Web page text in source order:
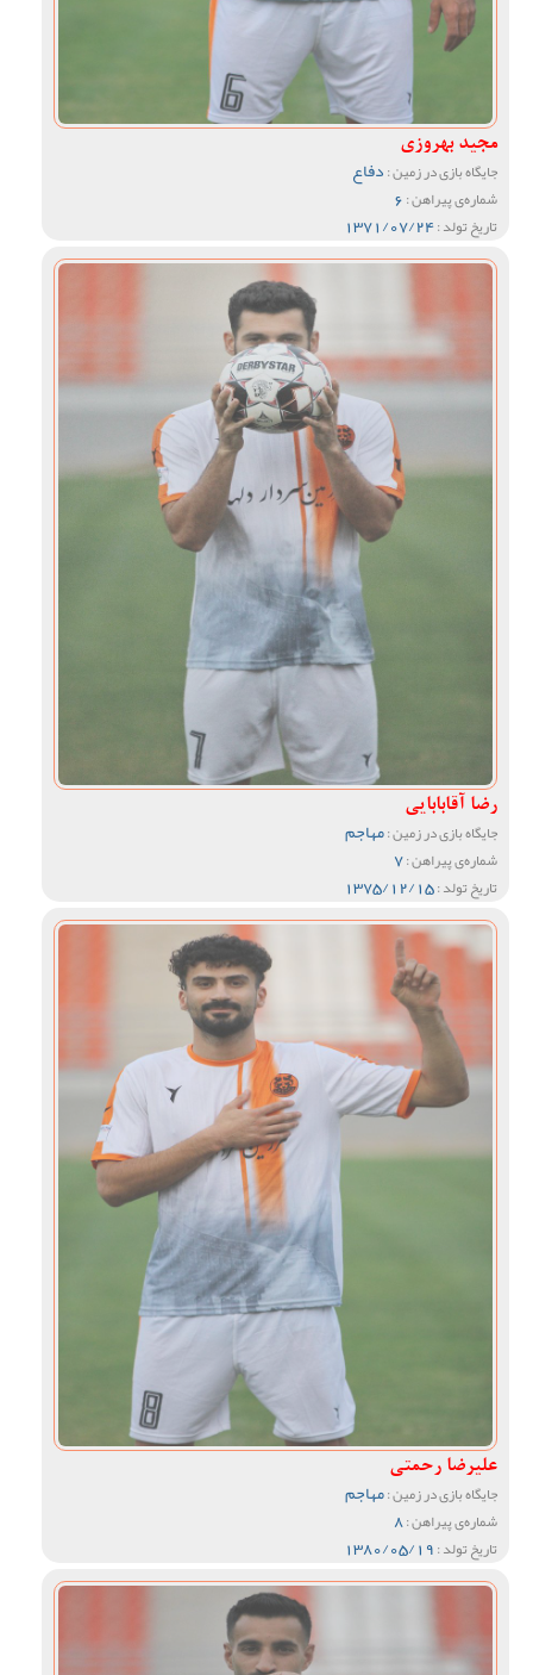
مجید بهروزی
جایگاه بازی در زمین :دفاع
شماره‌ی پیراهن :6
تاریخ تولد :1371/07/24
رضا آقابابایی
جایگاه بازی در زمین :مهاجم
شماره‌ی پیراهن :7
تاریخ تولد :1375/12/15
علیرضا رحمتی
جایگاه بازی در زمین :مهاجم
شماره‌ی پیراهن :8
تاریخ تولد :1380/05/19